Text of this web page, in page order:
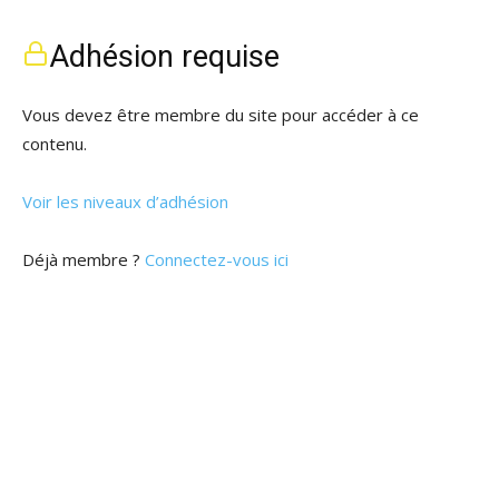
Adhésion requise
Vous devez être membre du site pour accéder à ce
contenu.
Voir les niveaux d’adhésion
Déjà membre ? Connectez-vous ici